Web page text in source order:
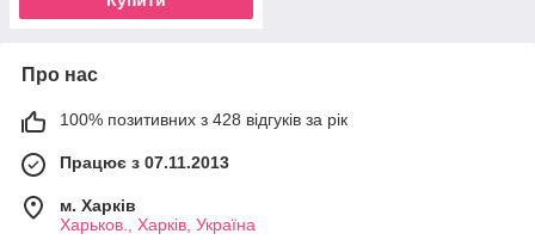
Про нас
100% позитивних з 428 відгуків за рік
Працює з 07.11.2013
м. Харків
Харьков., Харків, Україна